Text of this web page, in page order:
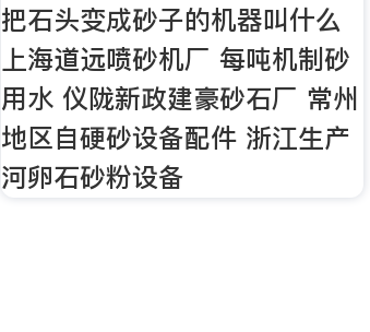
把石头变成砂子的机器叫什么
上海道远喷砂机厂 每吨机制砂
用水 仪陇新政建豪砂石厂 常州
地区自硬砂设备配件 浙江生产
河卵石砂粉设备